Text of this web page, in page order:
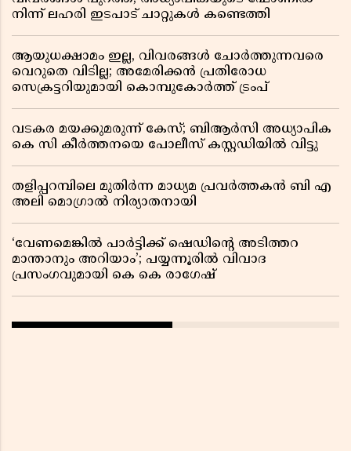
നിന്ന് ലഹരി ഇടപാട് ചാറ്റുകൾ കണ്ടെത്തി
ആയുധക്ഷാമം ഇല്ല, വിവരങ്ങൾ ചോർത്തുന്നവരെ
വെറുതെ വിടില്ല; അമേരിക്കൻ പ്രതിരോധ
സെക്രട്ടറിയുമായി കൊമ്പുകോർത്ത് ട്രംപ്
വടകര മയക്കുമരുന്ന് കേസ്; ബിആർസി അധ്യാപിക
കെ സി കീർത്തനയെ പോലീസ് കസ്റ്റഡിയിൽ വിട്ടു
തളിപ്പറമ്പിലെ മുതിർന്ന മാധ്യമ പ്രവർത്തകൻ ബി എ
അലി മൊഗ്രാൽ നിര്യാതനായി
‘വേണമെങ്കിൽ പാർട്ടിക്ക് ഷെഡിൻ്റെ അടിത്തറ
മാന്താനും അറിയാം’; പയ്യന്നൂരിൽ വിവാദ
പ്രസംഗവുമായി കെ കെ രാഗേഷ്